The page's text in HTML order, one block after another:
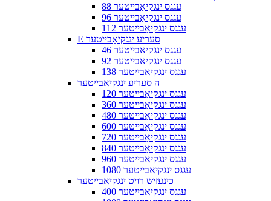
88 עגגס ינגקיאַבייטער
96 עגגס ינגקיאַבייטער
112 עגגס ינגקיאַבייטער
E סעריע ינגקיאַבייטער
46 עגגס ינגקיאַבייטער
92 עגגס ינגקיאַבייטער
138 עגגס ינגקיאַבייטער
ה סעריע ינגקיאַבייטער
120 עגגס ינגקיאַבייטער
360 עגגס ינגקיאַבייטער
480 עגגס ינגקיאַבייטער
600 עגגס ינגקיאַבייטער
720 עגגס ינגקיאַבייטער
840 עגגס ינגקיאַבייטער
960 עגגס ינגקיאַבייטער
1080 עגגס ינגקיאַבייטער
כינעזיש רויט ינגקיאַבייטער
400 עגגס ינגקיאַבייטער